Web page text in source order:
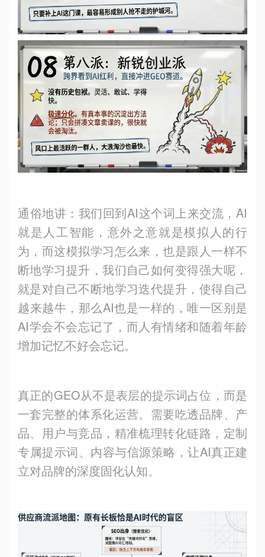
通俗地讲：我们回到AI这个词上来交流，AI
就是人工智能，意外之意就是模拟人的行
为，而这模拟学习怎么来，也是跟人一样不
断地学习提升，我们自己如何变得强大呢，
就是对自己不断地学习迭代提升，使得自己
越来越牛，那么AI也是一样的，唯一区别是
AI学会不会忘记了，而人有情绪和随着年龄
增加记忆不好会忘记。
真正的GEO从不是表层的提示词占位，而是
一套完整的体系化运营。需要吃透品牌、产
品、用户与竞品，精准梳理转化链路，定制
专属提示词、内容与信源策略，让AI真正建
立对品牌的深度固化认知。